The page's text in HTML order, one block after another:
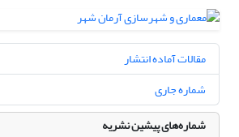
مقالات آماده انتشار
شماره جاری
شماره‌های پیشین نشریه